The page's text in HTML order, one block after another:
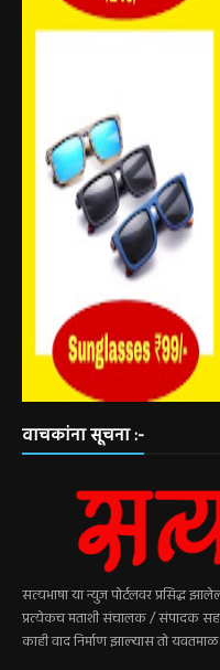
वाचकांना सूचना :-
सत्यभाषा या न्युज पोर्टलवर प्रसिद्ध
प्रत्येकच मताशी संचालक / संपादक
काही वाद निर्माण झाल्यास तो यवतमाळ